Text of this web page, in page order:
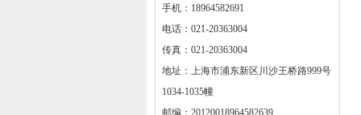
手机：18964582691
电话：021-20363004
传真：021-20363004
地址：上海市浦东新区川沙王桥路999号
1034-1035幢
邮编：20120018964582639